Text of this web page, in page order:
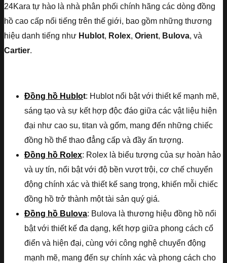
24Kara tự hào là nhà phân phối chính hãng các dòng đồng
hồ cao cấp nổi tiếng trên thế giới, bao gồm những thương
hiệu danh tiếng như Hublot, Rolex, Orient, Bulova, và
Cartier.
Đồng hồ Hublot: Hublot nổi bật với thiết kế mạnh mẽ,
sáng tạo và sự kết hợp độc đáo giữa các vật liệu hiện
đại như cao su, titan và gốm, mang đến những chiếc
đồng hồ thể thao đẳng cấp và đầy ấn tượng.
Đồng hồ Rolex: Rolex là biểu tượng của sự hoàn hảo
và uy tín, nổi bật với độ bền vượt trội, cơ chế chuyển
động chính xác và thiết kế sang trọng, khiến mỗi chiếc
đồng hồ trở thành một tài sản quý giá.
Đồng hồ Bulova: Bulova là thương hiệu đồng hồ nổi
bật với thiết kế đa dạng, kết hợp giữa phong cách cổ
điển và hiện đại, cùng với công nghệ chuyển động
mạnh mẽ, mang đến sự chính xác và phong cách cho